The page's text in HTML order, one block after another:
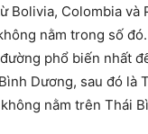
Bolivia, Colombia và
nằm trong số
phổ biến nhất
Dương, sau đó là
nằm trên Thái